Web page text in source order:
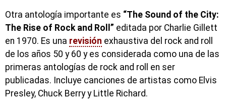
Otra antología importante es “The Sound of the City:
The Rise of Rock and Roll” editada por Charlie Gillett
en 1970. Es una revisión exhaustiva del rock and roll
de los años 50 y 60 y es considerada como una de las
primeras antologías de rock and roll en ser
publicadas. Incluye canciones de artistas como Elvis
Presley, Chuck Berry y Little Richard.